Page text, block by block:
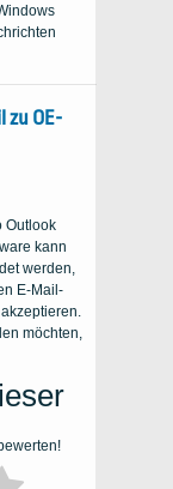
zu OE-
Outlook
kann
werden,
E-Mail-
möchten,